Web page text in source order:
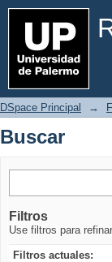
Buscar
DSpace Principal →
Buscar
Filtros
Use filtros para
Filtros actuales: